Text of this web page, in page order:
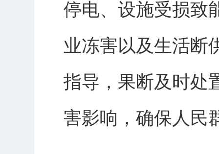
停电、设施受损致
业冻害以及生活断
指导，果断及时处
害影响，确保人民